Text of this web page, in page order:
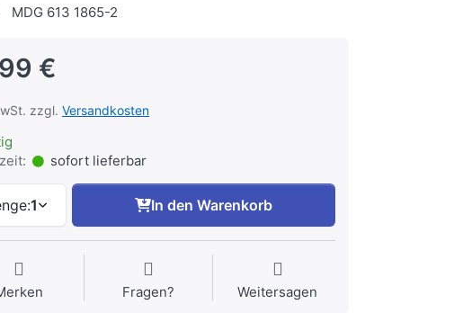
MDG 613 1865-2
€
zzgl. Versandkosten
sofort lieferbar
1 In den Warenkorb
Fragen? Weitersagen